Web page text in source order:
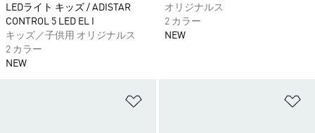
LEDライト キッズ / ADISTAR
CONTROL 5 LED EL I
キッズ／子供用 オリジナルス
2 カラー
NEW
オリジナルス
2 カラー
NEW